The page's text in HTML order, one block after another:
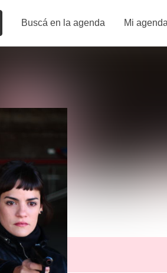
Buscá en la agenda Mi agenda